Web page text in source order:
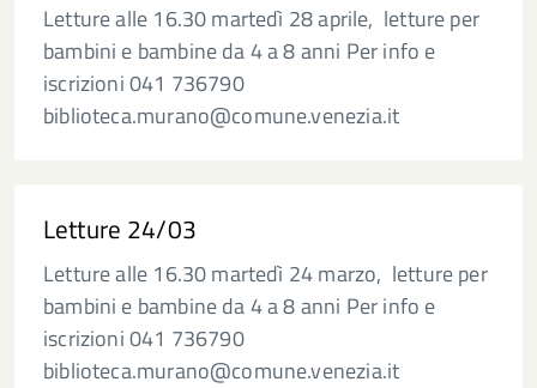
Letture alle 16.30 martedì 28 aprile, letture per
bambini e bambine da 4 a 8 anni Per info e
iscrizioni 041 736790
biblioteca.murano@comune.venezia.it
Letture 24/03
Letture alle 16.30 martedì 24 marzo, letture per
bambini e bambine da 4 a 8 anni Per info e
iscrizioni 041 736790
biblioteca.murano@comune.venezia.it